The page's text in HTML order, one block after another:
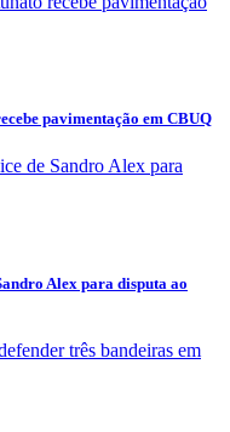
pavimentação em CBUQ
Alex para disputa ao